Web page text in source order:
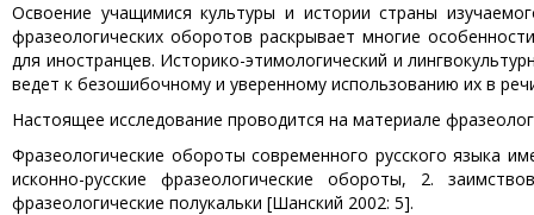
Освоение учащимися культуры и истории страны
фразеологических оборотов раскрывает многие
для иностранцев. Историко-этимологический и
ведет к безошибочному и уверенному использованию их в
Настоящее исследование проводится на материале
Фразеологические обороты современного русского языка
исконно-русские фразеологические обороты, 2.
фразеологические полукальки [Шанский 2002: 5].